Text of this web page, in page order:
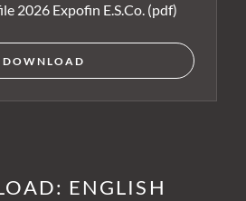
2026 Expofin E.S.Co. (pdf)
DOWNLOAD
ENGLISH